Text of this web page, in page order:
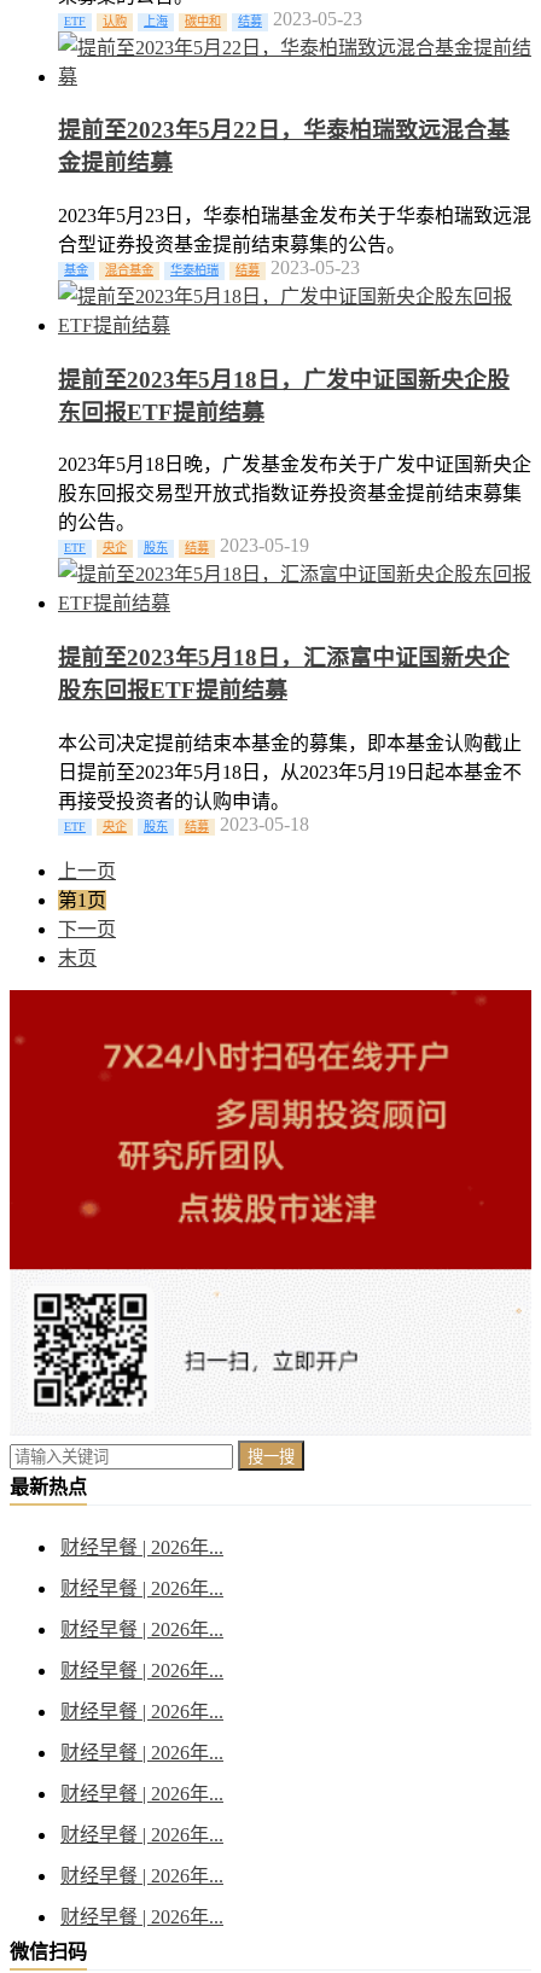
ETF 认购 上海 碳中和 结募 2023-05-23
提前至2023年5月22日，华泰柏瑞致远混合基
金提前结募
2023年5月23日，华泰柏瑞基金发布关于华泰柏瑞致远混
合型证券投资基金提前结束募集的公告。
基金 混合基金 华泰柏瑞 结募 2023-05-23
提前至2023年5月18日，广发中证国新央企股
东回报ETF提前结募
2023年5月18日晚，广发基金发布关于广发中证国新央企
股东回报交易型开放式指数证券投资基金提前结束募集
的公告。
ETF 央企 股东 结募 2023-05-19
提前至2023年5月18日，汇添富中证国新央企
股东回报ETF提前结募
本公司决定提前结束本基金的募集，即本基金认购截止
日提前至2023年5月18日，从2023年5月19日起本基金不
再接受投资者的认购申请。
ETF 央企 股东 结募 2023-05-18
上一页
第1页
下一页
末页
搜一搜
最新热点
财经早餐 | 2026年...
财经早餐 | 2026年...
财经早餐 | 2026年...
财经早餐 | 2026年...
财经早餐 | 2026年...
财经早餐 | 2026年...
财经早餐 | 2026年...
财经早餐 | 2026年...
财经早餐 | 2026年...
财经早餐 | 2026年...
微信扫码